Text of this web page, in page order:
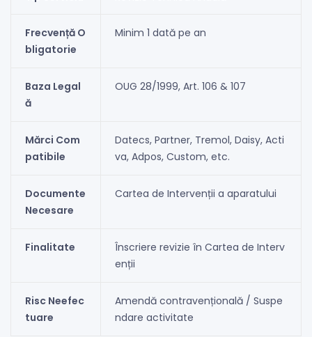
Frecvență O
bligatorie
Minim 1 dată pe an
Baza Legal
ă
OUG 28/1999, Art. 106 & 107
Mărci Com
patibile
Datecs, Partner, Tremol, Daisy, Acti
va, Adpos, Custom, etc.
Documente
Necesare
Cartea de Intervenții a aparatului
Finalitate
Înscriere revizie în Cartea de Interv
enții
Risc Neefec
tuare
Amendă contravențională / Suspe
ndare activitate